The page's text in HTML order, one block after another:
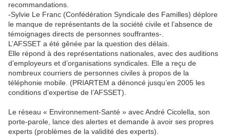
recommandations.
-Sylvie Le Franc (Confédération Syndicale des Familles) déplore
le manque de représentants de la société civile et l’absence de
témoignages directs de personnes souffrantes-.
L’AFSSET a été gênée par la question des délais.
Elle répond à des représentations nationales, avec des auditions
d’employeurs et d’organisations syndicales. Elle a reçu de
nombreux courriers de personnes civiles à propos de la
téléphonie mobile. (PRIARTEM a dénoncé jusqu’en 2005 les
conditions d’expertise de l’AFSSET).
Le réseau « Environnement-Santé » avec André Cicolella, son
porte-parole, lance des alertes et demande à avoir ses propres
experts (problèmes de la validité des experts).